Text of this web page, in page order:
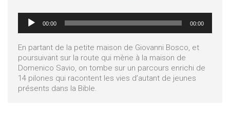
Lecteur
audio
00:00 00:00
En partant de la petite maison de Giovanni Bosco, et
poursuivant sur la route qui mène à la maison de
Domenico Savio, on tombe sur un parcours enrichi de
14 pilones qui racontent les vies d’autant de jeunes
présents dans la Bible.